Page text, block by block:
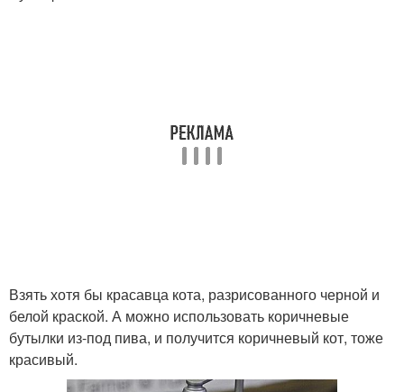
Взять хотя бы красавца кота, разрисованного черной и
белой краской. А можно использовать коричневые
бутылки из-под пива, и получится коричневый кот, тоже
красивый.